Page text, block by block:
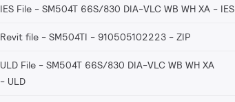
IES File - SM504T 66S/830 DIA-VLC WB WH XA IES
Revit file - SM504TI - 910505102223 ZIP
ULD File - SM504T 66S/830 DIA-VLC WB WH XA
ULD